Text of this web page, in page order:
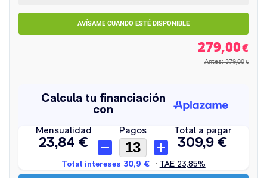
AVÍSAME CUANDO ESTÉ DISPONIBLE
279,00€
Antes: 379,00 €